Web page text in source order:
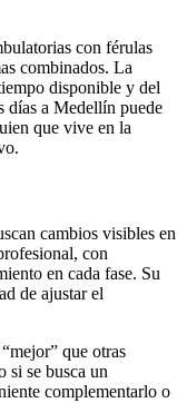
con férulas
combinados. La
disponible y del
días a Medellín puede
que vive en la
cambios visibles en
con
en cada fase. Su
de ajustar el
que otras
si se busca un
complementarlo o